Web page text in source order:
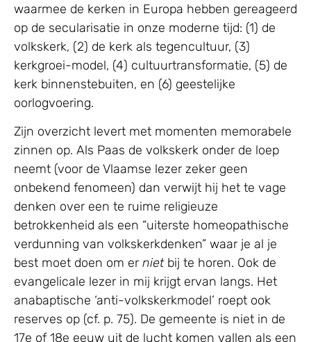
waarmee de kerken in Europa hebben gereageerd
op de secularisatie in onze moderne tijd: (1) de
volkskerk, (2) de kerk als tegencultuur, (3)
kerkgroei-model, (4) cultuurtransformatie, (5) de
kerk binnenstebuiten, en (6) geestelijke
oorlogvoering.
Zijn overzicht levert met momenten memorabele
zinnen op. Als Paas de volkskerk onder de loep
neemt (voor de Vlaamse lezer zeker geen
onbekend fenomeen) dan verwijt hij het te vage
denken over een te ruime religieuze
betrokkenheid als een “uiterste homeopathische
verdunning van volkskerkdenken” waar je al je
best moet doen om er niet bij te horen. Ook de
evangelicale lezer in mij krijgt ervan langs. Het
anabaptische ‘anti-volkskerkmodel’ roept ook
reserves op (cf. p. 75). De gemeente is niet in de
17e of 18e eeuw uit de lucht komen vallen als een